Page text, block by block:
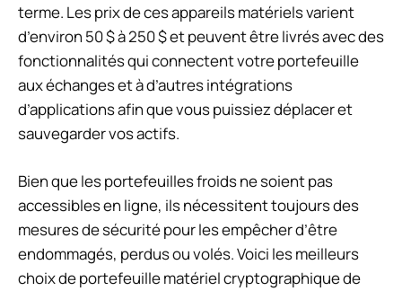
terme. Les prix de ces appareils matériels varient
d’environ 50 $ à 250 $ et peuvent être livrés avec des
fonctionnalités qui connectent votre portefeuille
aux échanges et à d’autres intégrations
d’applications afin que vous puissiez déplacer et
sauvegarder vos actifs.
Bien que les portefeuilles froids ne soient pas
accessibles en ligne, ils nécessitent toujours des
mesures de sécurité pour les empêcher d’être
endommagés, perdus ou volés. Voici les meilleurs
choix de portefeuille matériel cryptographique de